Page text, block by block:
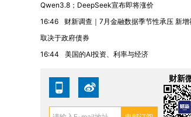
Qwen3.8；DeepSeek宣布即将涨价
16:46
财新调查｜7月金融数据季节性承压 新
取决于政府债券
16:44
美国的AI投资、利率与经济
财新